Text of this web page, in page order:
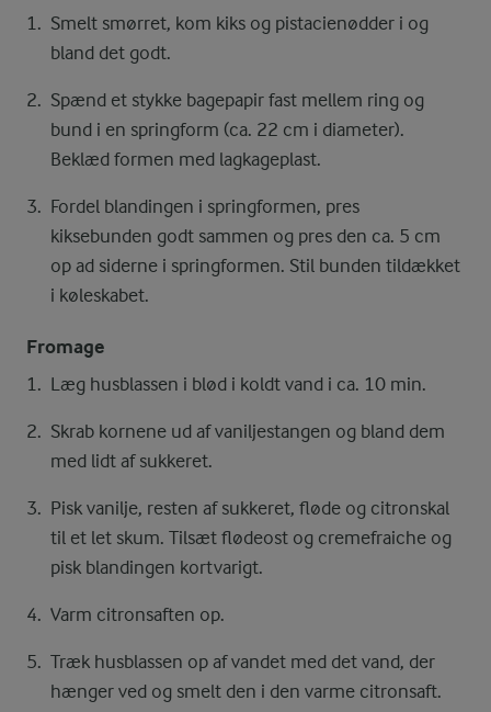
Smelt smørret, kom kiks og pistacienødder i og
bland det godt.
Spænd et stykke bagepapir fast mellem ring og
bund i en springform (ca. 22 cm i diameter).
Beklæd formen med lagkageplast.
Fordel blandingen i springformen, pres
kiksebunden godt sammen og pres den ca. 5 cm
op ad siderne i springformen. Stil bunden tildækket
i køleskabet.
Fromage
Læg husblassen i blød i koldt vand i ca. 10 min.
Skrab kornene ud af vaniljestangen og bland dem
med lidt af sukkeret.
Pisk vanilje, resten af sukkeret, fløde og citronskal
til et let skum. Tilsæt flødeost og cremefraiche og
pisk blandingen kortvarigt.
Varm citronsaften op.
Træk husblassen op af vandet med det vand, der
hænger ved og smelt den i den varme citronsaft.